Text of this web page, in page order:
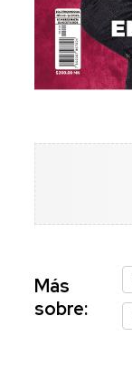
Más
sobre: